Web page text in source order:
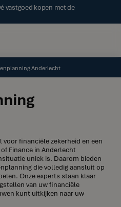
vastgoed kopen met de
Anderlecht
financiële zekerheid en een
Finance in Anderlecht
uniek is. Daarom bieden
die volledig aansluit op
Onze experts staan klaar
van uw financiële
kunt uitkijken naar uw